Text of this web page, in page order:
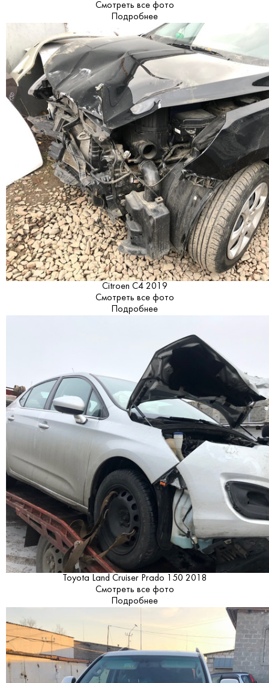
Смотреть все фото
Подробнее
Citroen C4 2019
Смотреть все фото
Подробнее
Toyota Land Cruiser Prado 150 2018
Смотреть все фото
Подробнее